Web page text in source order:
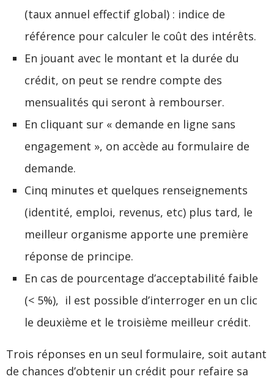
(taux annuel effectif global) : indice de
référence pour calculer le coût des intérêts.
En jouant avec le montant et la durée du
crédit, on peut se rendre compte des
mensualités qui seront à rembourser.
En cliquant sur « demande en ligne sans
engagement », on accède au formulaire de
demande.
Cinq minutes et quelques renseignements
(identité, emploi, revenus, etc) plus tard, le
meilleur organisme apporte une première
réponse de principe.
En cas de pourcentage d’acceptabilité faible
(< 5%), il est possible d’interroger en un clic
le deuxième et le troisième meilleur crédit.
Trois réponses en un seul formulaire, soit autant
de chances d’obtenir un crédit pour refaire sa